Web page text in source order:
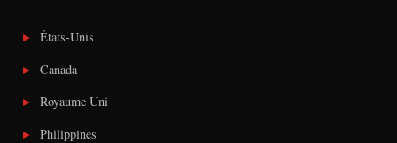
États-Unis
Canada
Royaume Uni
Philippines